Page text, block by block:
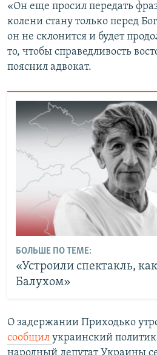
«Он еще просил передать
колени стану только перед
он не склонится и будет
то, чтобы справедливость
пояснил адвокат.
БОЛЬШЕ ПО ТЕМЕ:
«Устроили спектакль,
Балухом»
О задержании Приходько
сообщил украинский
народный депутат Украины